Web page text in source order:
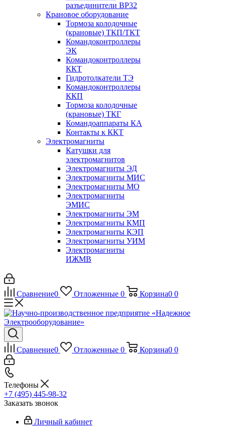
разъединители ВР32
Крановое оборудование
Тормоза колодочные
(крановые) ТКП/ТКТ
Командоконтроллеры
ЭК
Командоконтроллеры
ККТ
Гидротолкатели ТЭ
Командоконтроллеры
ККП
Тормоза колодочные
(крановые) ТКГ
Командоаппараты КА
Контакты к ККТ
Электромагниты
Катушки для
электромагнитов
Электромагниты ЭД
Электромагниты МИС
Электромагниты МО
Электромагниты
ЭМИС
Электромагниты ЭМ
Электромагниты КМП
Электромагниты КЭП
Электромагниты УИМ
Электромагниты
ИЖМВ
Сравнение0 Отложенные 0 Корзина0 0
Сравнение0 Отложенные 0 Корзина0 0
Телефоны
+7 (495) 445-98-32
Заказать звонок
Личный кабинет